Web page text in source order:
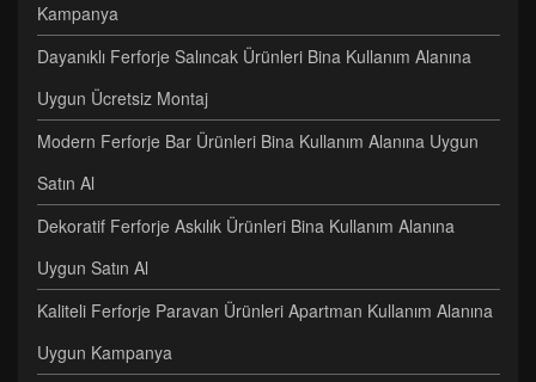
Kampanya
Dayanıklı Ferforje Salıncak Ürünleri Bina Kullanım Alanına
Uygun Ücretsiz Montaj
Modern Ferforje Bar Ürünleri Bina Kullanım Alanına Uygun
Satın Al
Dekoratif Ferforje Askılık Ürünleri Bina Kullanım Alanına
Uygun Satın Al
Kaliteli Ferforje Paravan Ürünleri Apartman Kullanım Alanına
Uygun Kampanya